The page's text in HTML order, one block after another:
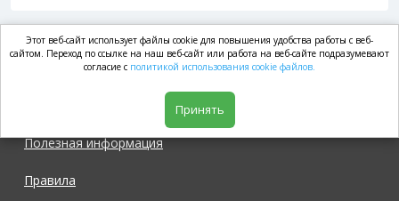
market.com
Полезная информация
Правила
Этот веб-сайт использует файлы cookie для повышения удобства работы с веб-
сайтом. Переход по ссылке на наш веб-сайт или работа на веб-сайте подразумевают
согласие с политикой использования cookie файлов.
Принять